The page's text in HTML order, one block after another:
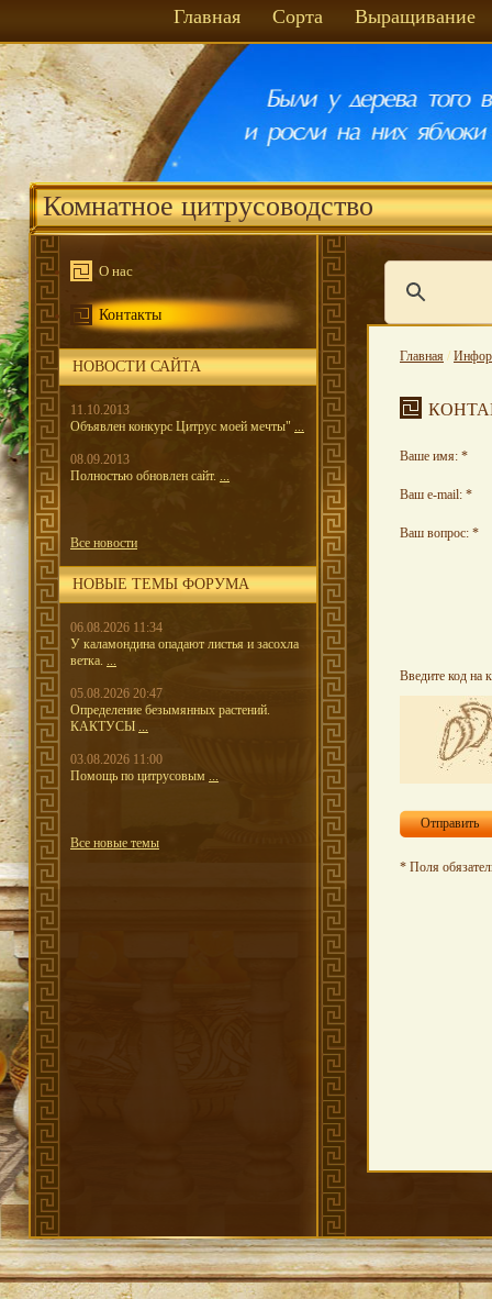
Главная Сорта Выращивание
Комнатное цитрусоводство
О нас
Контакты
НОВОСТИ САЙТА
11.10.2013
Объявлен конкурс Цитрус моей мечты" ...
08.09.2013
Полностью обновлен сайт. ...
Все новости
НОВЫЕ ТЕМЫ ФОРУМА
06.08.2026 11:34
У каламондина опадают листья и засохла
ветка. ...
05.08.2026 20:47
Определение безымянных растений.
КАКТУСЫ ...
03.08.2026 11:00
Помощь по цитрусовым ...
Все новые темы
Главная /
Ваше имя: *
Ваш e-mail: *
Ваш вопрос: *
Введите код на
Отправить
* Поля